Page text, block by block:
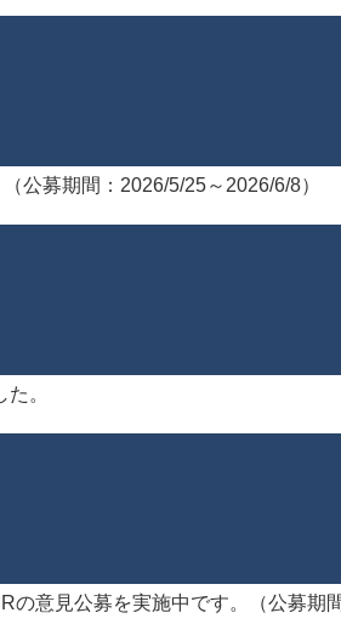
公募期間：2026/5/25～2026/6/8）
。
の意見公募を実施中です。（公募期